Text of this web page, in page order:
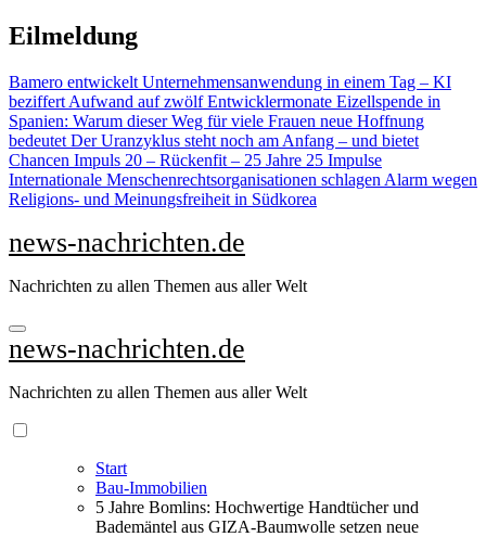
Zu
Inhalten
Eilmeldung
Bamero entwickelt Unternehmensanwendung in einem Tag – KI
beziffert Aufwand auf zwölf Entwicklermonate Eizellspende in
Spanien: Warum dieser Weg für viele Frauen neue Hoffnung
bedeutet Der Uranzyklus steht noch am Anfang – und bietet
Chancen Impuls 20 – Rückenfit – 25 Jahre 25 Impulse
Internationale Menschenrechtsorganisationen schlagen Alarm wegen
Religions- und Meinungsfreiheit in Südkorea
news-nachrichten.de
Nachrichten zu allen Themen aus aller Welt
news-nachrichten.de
Nachrichten zu allen Themen aus aller Welt
Start
Bau-Immobilien
5 Jahre Bomlins: Hochwertige Handtücher und
Bademäntel aus GIZA-Baumwolle setzen neue